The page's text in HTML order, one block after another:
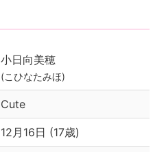
小日向美穂
(こひなたみほ)
Cute
12月16日 (17歳)